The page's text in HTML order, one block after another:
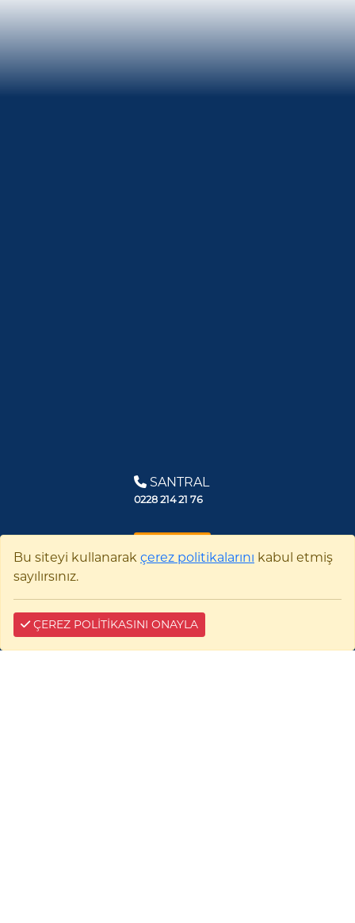
SANTRAL
0228 214 21 76
Çerez Bilgi
Bu siteyi kullanarak çerez politikalarını kabul etmiş
sayılırsınız.
ÇEREZ POLİTİKASINI ONAYLA